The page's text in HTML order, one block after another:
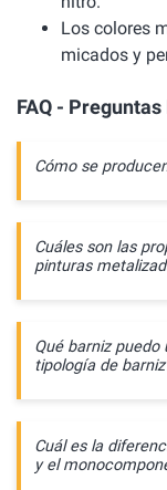
Los colores
micados y
FAQ -
Cómo se
Cuáles son las
pinturas
Qué barniz puedo
tipología de
Cuál es la
y el